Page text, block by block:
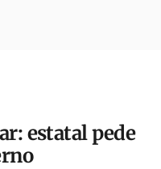
estatal pede